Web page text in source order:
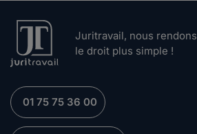
Juritravail, nous rendons
le droit plus simple !
01 75 75 36 00